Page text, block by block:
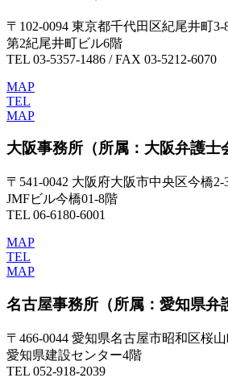
〒102-0094 東京都千代田区紀尾井町3-
第2紀尾井町ビル6階
TEL 03-5357-1486 / FAX 03-5212-6070
MAP
TEL
MAP
大阪事務所 （所属：大阪弁護士
〒541-0042 大阪府大阪市中央区今橋2-
JMFビル今橋01-8階
TEL 06-6180-6001
MAP
TEL
MAP
名古屋事務所 （所属：愛知県弁
〒466-0044 愛知県名古屋市昭和区桜山
愛知県建設センター4階
TEL 052-918-2039